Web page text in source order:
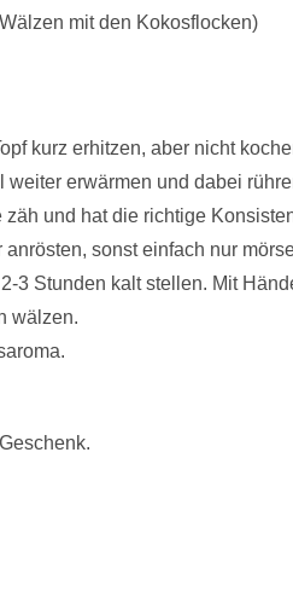
mit den Kokosflocken)
kurz erhitzen, aber nicht
weiter erwärmen und dabei
und hat die richtige
sonst einfach nur
3 Stunden kalt stellen. Mit
wälzen.